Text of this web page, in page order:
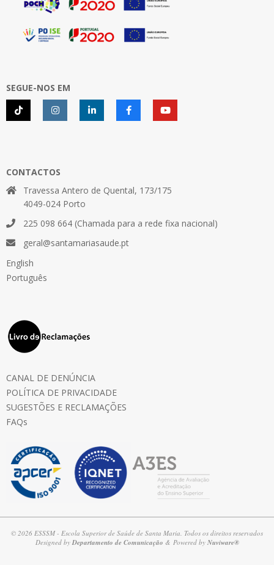
SEGUE-NOS EM
CONTACTOS
Travessa Antero de Quental, 173/175
4049-024 Porto
225 098 664 (Chamada para a rede fixa nacional)
geral@santamariasaude.pt
English
Português
CANAL DE DENÚNCIA
POLÍTICA DE PRIVACIDADE
SUGESTÕES E RECLAMAÇÕES
FAQs
© 2026 ESSSM - Escola Superior de Saúde de Santa Maria. Todos os direitos reservados
Designed by Departamento de Comunicação & Powered by Nuviware®